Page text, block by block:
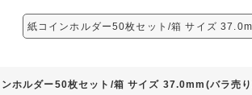
紙コインホルダー50枚セット/箱 サイズ
ホルダー50枚セット/箱 サイズ 37.0mm(バラ売